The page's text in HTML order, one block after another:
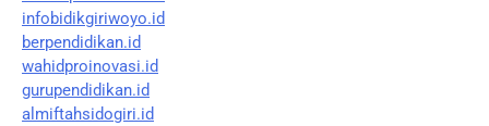
infobidikgiriwoyo.id
berpendidikan.id
wahidproinovasi.id
gurupendidikan.id
almiftahsidogiri.id